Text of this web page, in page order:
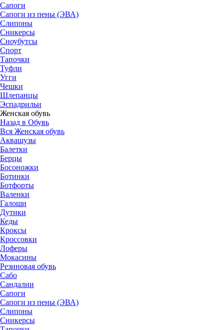
Сапоги
Сапоги из пены (ЭВА)
Слипоны
Сникерсы
Сноубутсы
Спорт
Тапочки
Туфли
Угги
Чешки
Шлепанцы
Эспадрильи
Женская обувь
Назад в Обувь
Вся Женская обувь
Аквашузы
Балетки
Берцы
Босоножки
Ботинки
Ботфорты
Валенки
Галоши
Дутики
Кеды
Кроксы
Кроссовки
Лоферы
Мокасины
Резиновая обувь
Сабо
Сандалии
Сапоги
Сапоги из пены (ЭВА)
Слипоны
Сникерсы